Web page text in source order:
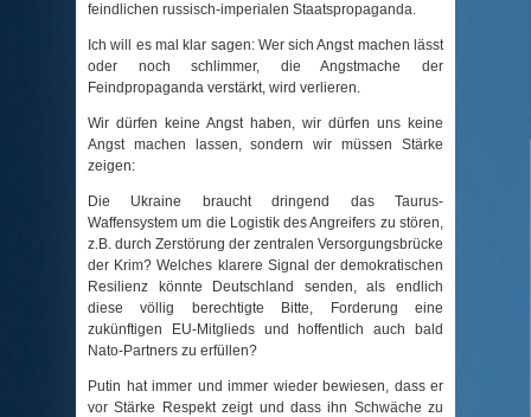
feindlichen russisch-imperialen Staatspropaganda.
Ich will es mal klar sagen: Wer sich Angst machen lässt
oder noch schlimmer, die Angstmache der
Feindpropaganda verstärkt, wird verlieren.
Wir dürfen keine Angst haben, wir dürfen uns keine
Angst machen lassen, sondern wir müssen Stärke
zeigen:
Die Ukraine braucht dringend das Taurus-
Waffensystem um die Logistik des Angreifers zu stören,
z.B. durch Zerstörung der zentralen Versorgungsbrücke
der Krim? Welches klarere Signal der demokratischen
Resilienz könnte Deutschland senden, als endlich
diese völlig berechtigte Bitte, Forderung eine
zukünftigen EU-Mitglieds und hoffentlich auch bald
Nato-Partners zu erfüllen?
Putin hat immer und immer wieder bewiesen, dass er
vor Stärke Respekt zeigt und dass ihn Schwäche zu